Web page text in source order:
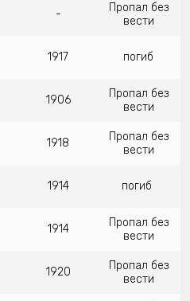
-
Пропал без
вести
1917 погиб
1906
Пропал без
вести
1918
Пропал без
вести
1914 погиб
1914
Пропал без
вести
1920
Пропал без
вести